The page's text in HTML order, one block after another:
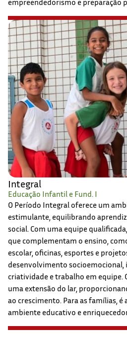
empreendedorismo e preparação
Integral
Educação Infantil e Fund. I
O Período Integral oferece um
estimulante, equilibrando
social. Com uma equipe
que complementam o ensino,
escolar, oficinas, esportes e
desenvolvimento
criatividade e trabalho em equipe.
uma extensão do lar,
ao crescimento. Para as famílias, é
ambiente educativo e